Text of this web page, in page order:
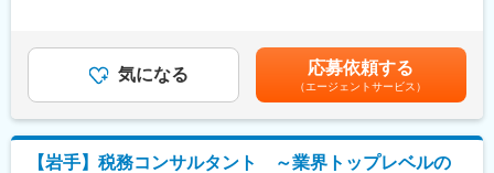
タ向けの変換に至るまでの一連の制作工程を行っています。
制作現場の管理だけでなく、世界的なプラットフォーマーや国内
外カーメーカー、ナビメーカーをはじめとした数多くのお客様の
いく役割も担っており、地方にありながらグローバルな視点で仕
事をしています。
相続コンサルティング
・相続税申告または手続き代行業務
・相続人とのヒアリングを通じた、最適な相続方法の提案
・不動産や金融資産などの相続財産についての調査・評価
・新規顧客に向けた相続コンサル業務
給与補足＞※給与詳細は資格、経験・前職等を考慮の上同社規定に
より決定■昇給：原則年1回■賞与：年2回■インセンティブ制度あ
り※管理監督者として採用となった場合は固定残業の支給はありま
せん。賃金はあくまでも目安の金額であり、選考を通じて上下す
る可能性があります。月給(月額)は固定手当を含めた表記です。
気になる 応募依頼する
（エージェントサービス）
【岩手】税務コンサルタント ～業界トップレベルの